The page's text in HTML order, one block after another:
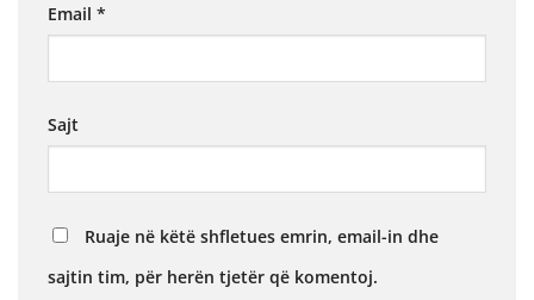
Email *
Sajt
Ruaje në këtë shfletues emrin, email-in dhe
sajtin tim, për herën tjetër që komentoj.